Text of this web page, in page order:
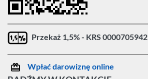
Przekaż 1,5% - KRS 0000705942
Wpłać darowiznę online